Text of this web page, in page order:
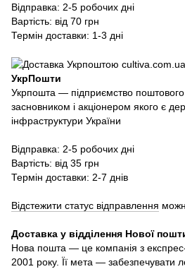
Відправка: 2-5 робочих дні
Вартість: від 70 грн
Термін доставки: 1-3 дні
УкрПошти
Укрпошта — підприємство поштового
засновником і акціонером якого є
інфраструктури України
Відправка: 2-5 робочих дні
Вартість: від 35 грн
Термін доставки: 2-7 днів
Відстежити статус відправлення
Доставка у відділення Нової
Нова пошта — це компанія з
2001 року. Її мета — забезпечувати